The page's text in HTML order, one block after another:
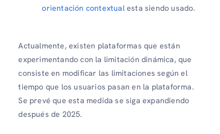
orientación contextualesta siendo usado.
Actualmente, existen plataformas que están
experimentando con la limitación dinámica, que
consiste en modificar las limitaciones según el
tiempo que los usuarios pasan en la plataforma.
Se prevé que esta medida se siga expandiendo
después de 2025.